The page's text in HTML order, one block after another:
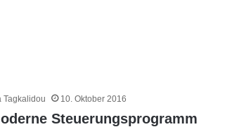
Tagkalidou 10. Oktober 2016
Steuerungsprogramm